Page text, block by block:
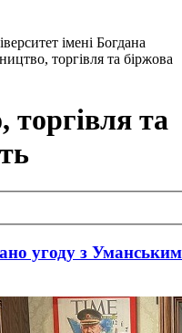
імені Богдана
торгівля та біржова
та
угоду з